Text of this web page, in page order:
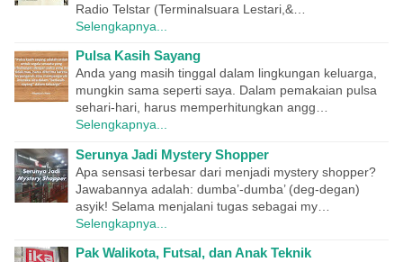
Radio Telstar (Terminalsuara Lestari,&…
Selengkapnya...
Pulsa Kasih Sayang
Anda yang masih tinggal dalam lingkungan keluarga,
mungkin sama seperti saya. Dalam pemakaian pulsa
sehari-hari, harus memperhitungkan angg…
Selengkapnya...
Serunya Jadi Mystery Shopper
Apa sensasi terbesar dari menjadi mystery shopper?
Jawabannya adalah: dumba’-dumba’ (deg-degan)
asyik! Selama menjalani tugas sebagai my…
Selengkapnya...
Pak Walikota, Futsal, dan Anak Teknik